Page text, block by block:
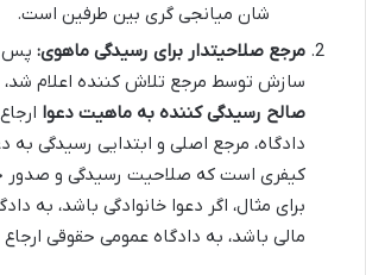
شان میانجی گری بین طرفین است.
مرجع صلاحیتدار برای رسیدگی ماهوی: پس
سازش توسط مرجع تلاش کننده اعلام شد،
صالح رسیدگی کننده به ماهیت دعوا
دادگاه، مرجع اصلی و ابتدایی رسیدگی به
کیفری است که صلاحیت رسیدگی و صدور
برای مثال، اگر دعوا خانوادگی باشد، به
مالی باشد، به دادگاه عمومی حقوقی